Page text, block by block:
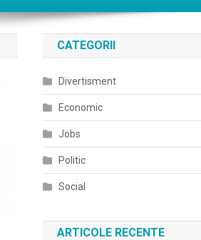
CATEGORII
Divertisment
Economic
Jobs
Politic
Social
ARTICOLE RECENTE